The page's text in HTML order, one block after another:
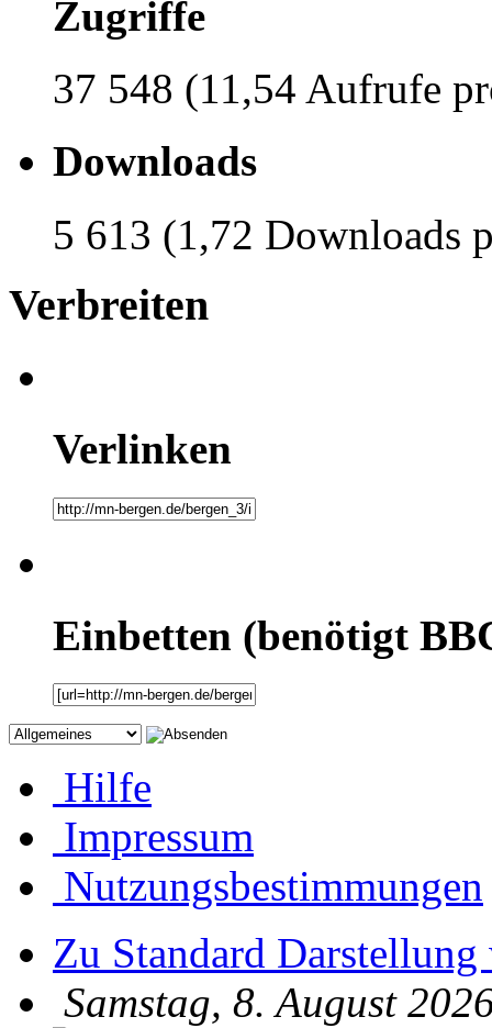
Zugriffe
37 548 (11,54 Aufrufe
Downloads
5 613 (1,72 Downloads
Verbreiten
Verlinken
Einbetten (benötigt
Hilfe
Impressum
Nutzungsbestimmungen
Zu Standard Darstellung
Samstag, 8. August